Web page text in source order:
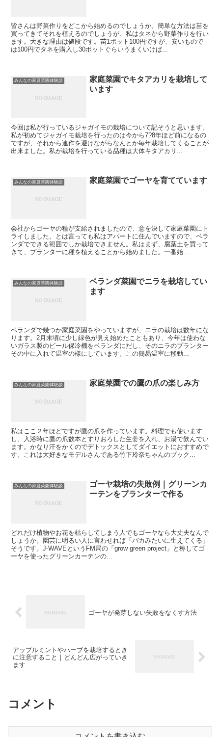
皆さんは野菜作りをどこから始めるのでしょうか。簡単な方法は苗を
買ってきてそれを植えるのでしょうが、私はタネから野菜作りを行い
ます。大きな理由は値段です。苗1ポット100円ですが、安いもので
は100円でタネを購入し30ポットぐらいうまくいけば...
みんなの家庭菜園体験談
家庭菜園でキタアカリを栽培して
います
今回は私が行っているジャガイモの栽培について記そうと思います。
私が初めてジャガイモ栽培を行ったのは今から7?8年ほど前になるの
ですが、それから連作を避けながらなんとか毎年栽培してくることが
出来ました。私が栽培を行っている品種は大体キタアカリ...
みんなの家庭菜園体験談 家庭菜園でゴーヤを育てています
会社からゴーヤの種が支給されましたので、意を決して家庭菜園にト
ライしました。とは言っても私はアパートに住んでいますので、ベラ
ンダでできる範囲でしか栽培できません。私はまず、腐葉土を買って
きて、プランターに種を植えることから始めました。一番始...
みんなの家庭菜園体験談
ベランダ菜園でニラを栽培してい
ます
ベランダで幾つか家庭菜園をやっていますが、ニラの栽培は数年にな
ります。2月末頃に少し緑色が見え始めたこともあり、今年は使わな
いガラス製のビール保冷機をベランダにだし、そのニラのプランター
その中に入れて温室の様にしています。この簡易温室に移動...
みんなの家庭菜園体験談 家庭菜園での鷹の爪の楽しみ方
私はここ２年ほどですが鷹の爪を作っています。料理でも使います
し、入浴時に鷹の爪数本とすりおろした生姜を入れ、お湯で飲んでい
ます。かなり汗をかくのでデトックスとしてダイエットにおすすめで
す。これは大好きなモデルさんである竹下玲奈ちゃんのブック...
みんなの家庭菜園体験談
ゴーヤ栽培の失敗例｜グリーンカ
ーテンをプランターで作る
どれだけ植物やお花を枯らしてしまう人でもゴーヤなら大丈夫なんで
しょうか。園芸に明るい人に言わせれば「バカみたいに生えてくる」
そうです。J-WAVEというFM局の「grow green project」と称してゴ
ーヤを使ったグリーンカーテンの...
ゴーヤが発芽しない失敗をなくす方法
アップルミントやハーブを栽培するとき
に注意すること｜どんどん広がっていき
ます
コメント